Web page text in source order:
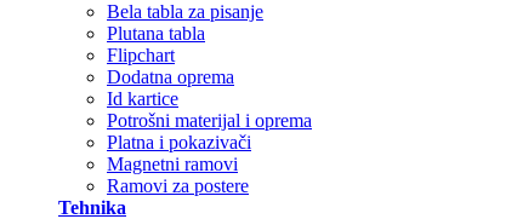
Bela tabla za pisanje
Plutana tabla
Flipchart
Dodatna oprema
Id kartice
Potrošni materijal i oprema
Platna i pokazivači
Magnetni ramovi
Ramovi za postere
Tehnika